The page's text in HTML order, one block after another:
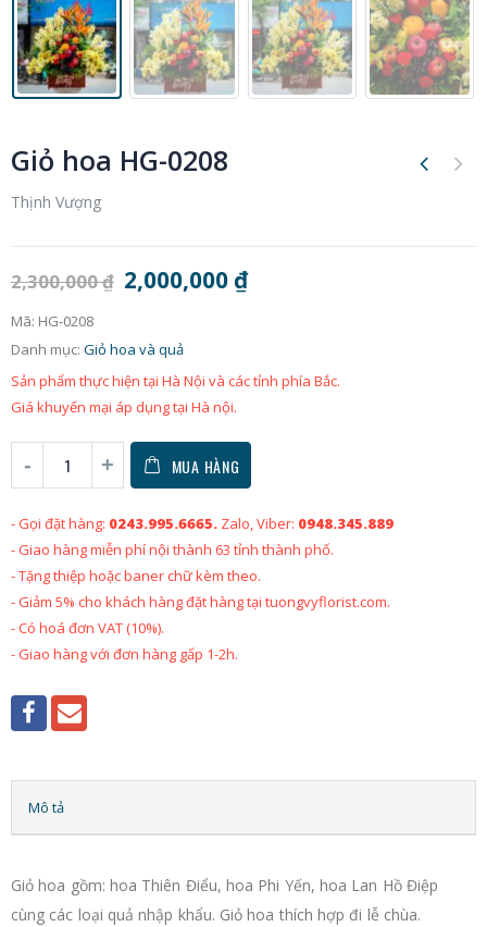
Giỏ hoa HG-0208
Thịnh Vượng
2,300,000₫ 2,000,000 ₫
Mã: HG-0208
Danh mục: Giỏ hoa và quả
Sản phẩm thực hiện tại Hà Nội và các tỉnh phía Bắc.
Giá khuyến mại áp dụng tại Hà nội.
MUA HÀNG
- Gọi đặt hàng: 0243.995.6665. Zalo, Viber: 0948.345.889
- Giao hàng miễn phí nội thành 63 tỉnh thành phố.
- Tặng thiệp hoặc baner chữ kèm theo.
- Giảm 5% cho khách hàng đặt hàng tại tuongvyflorist.com.
- Có hoá đơn VAT (10%).
- Giao hàng với đơn hàng gấp 1-2h.
Mô tả
Giỏ hoa gồm: hoa Thiên Điểu, hoa Phi Yến, hoa Lan Hồ Điệp
cùng các loại quả nhập khẩu. Giỏ hoa thích hợp đi lễ chùa.